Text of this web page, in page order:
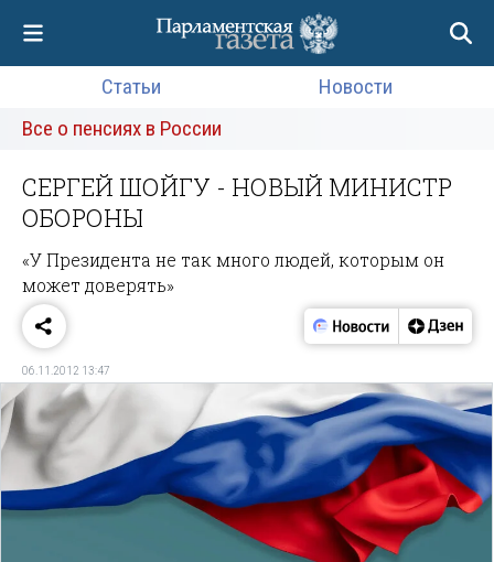
Статьи
Новости
Все о пенсиях в России
СЕРГЕЙ ШОЙГУ - НОВЫЙ МИНИСТР
ОБОРОНЫ
«У Президента не так много людей, которым он
может доверять»
06.11.2012 13:47